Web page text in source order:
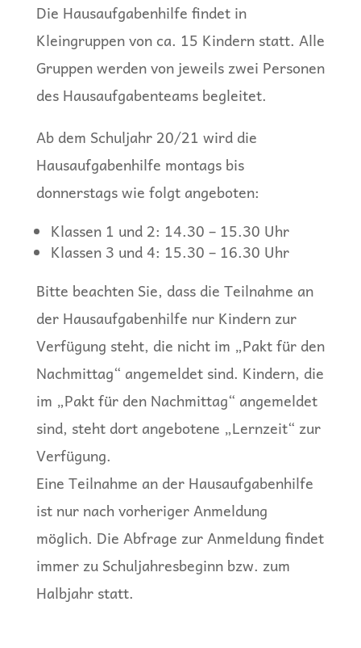
Die Hausaufgabenhilfe findet in
Kleingruppen von ca. 15 Kindern statt. Alle
Gruppen werden von jeweils zwei Personen
des Hausaufgabenteams begleitet.
Ab dem Schuljahr 20/21 wird die
Hausaufgabenhilfe montags bis
donnerstags wie folgt angeboten:
Klassen 1 und 2: 14.30 – 15.30 Uhr
Klassen 3 und 4: 15.30 – 16.30 Uhr
Bitte beachten Sie, dass die Teilnahme an
der Hausaufgabenhilfe nur Kindern zur
Verfügung steht, die nichtim „Pakt für den
Nachmittag“ angemeldet sind. Kindern, die
im „Pakt für den Nachmittag“ angemeldet
sind, steht dort angebotene „Lernzeit“ zur
Verfügung.
Eine Teilnahme an der Hausaufgabenhilfe
ist nur nach vorheriger Anmeldung
möglich. Die Abfrage zur Anmeldung findet
immer zu Schuljahresbeginn bzw. zum
Halbjahr statt.